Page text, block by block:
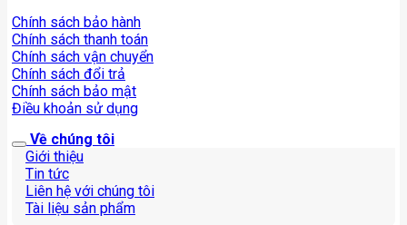
Chính sách bảo hành
Chính sách thanh toán
Chính sách vận chuyển
Chính sách đổi trả
Chính sách bảo mật
Điều khoản sử dụng
Về chúng tôi
Giới thiệu
Tin tức
Liên hệ với chúng tôi
Tài liệu sản phẩm